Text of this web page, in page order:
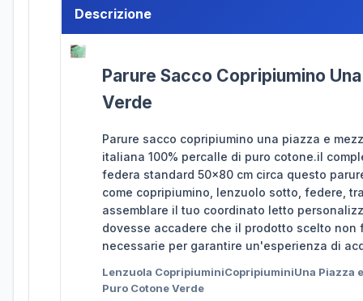
Descrizione
Parure Sacco Copripiumino
Verde
Parure sacco copripiumino una piazza e
italiana 100% percalle di puro cotone.il
federa standard 50x80 cm circa questo
come copripiumino, lenzuolo sotto, federe,
assemblare il tuo coordinato letto
dovesse accadere che il prodotto scelto
necessarie per garantire un'esperienza di
Lenzuola CopripiuminiCopripiuminiUna Piazza
Puro Cotone Verde